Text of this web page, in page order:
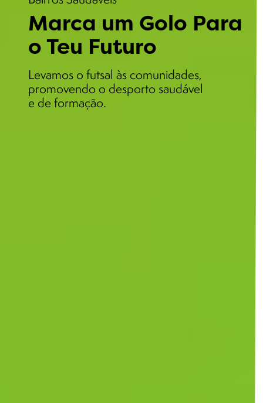
Marca um Golo Para
o Teu Futuro
Levamos o futsal às comunidades,
promovendo o desporto saudável
e de formação.